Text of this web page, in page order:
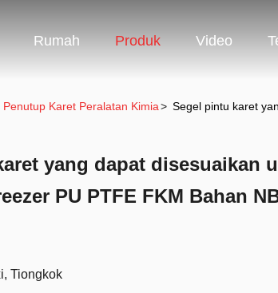
Rumah Produk Video
Penutup Karet Peralatan Kimia> Segel pintu karet
yang dapat disesuaikan
PU PTFE FKM Bahan
Tiongkok